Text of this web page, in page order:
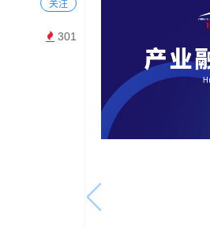
关注
301